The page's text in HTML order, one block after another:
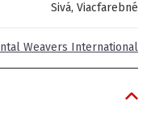
Sivá, Viacfarebné
Weavers International